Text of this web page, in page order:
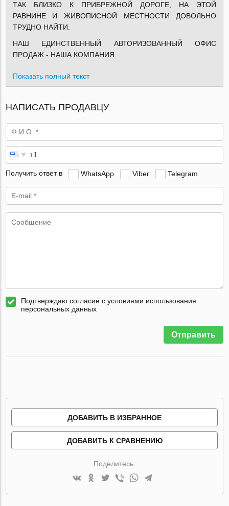
ТАК БЛИЗКО К ПРИБРЕЖНОЙ ДОРОГЕ, НА ЭТОЙ
РАВНИНЕ И ЖИВОПИСНОЙ МЕСТНОСТИ ДОВОЛЬНО
ТРУДНО НАЙТИ.
НАШ ЕДИНСТВЕННЫЙ АВТОРИЗОВАННЫЙ ОФИС
ПРОДАЖ - НАША КОМПАНИЯ.
Показать полный текст
НАПИСАТЬ ПРОДАВЦУ
Получить ответ в WhatsApp Viber Telegram
Подтверждаю согласие с условиями использования
персональных данных
Отправить
ДОБАВИТЬ В ИЗБРАННОЕ
ДОБАВИТЬ К СРАВНЕНИЮ
Поделитесь: